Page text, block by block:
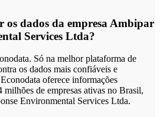
os dados da empresa Ambipar
Services Ltda?
Só na melhor plataforma de
os dados mais confiáveis e
oferece informações
milhões de empresas ativas no Brasil,
Environmental Services Ltda.